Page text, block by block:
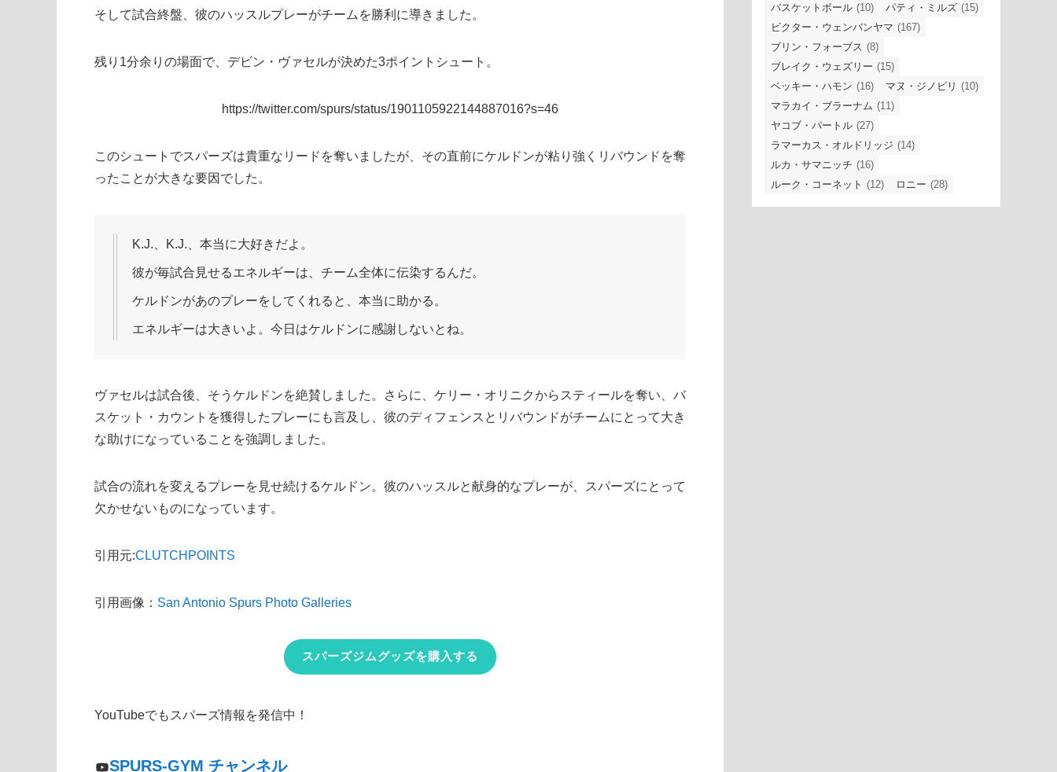
そして試合終盤、彼のハッスルプレーがチームを勝利に導きました。
残り1分余りの場面で、デビン・ヴァセルが決めた3ポイントシュート。
https://twitter.com/spurs/status/1901105922144887016?s=46
このシュートでスパーズは貴重なリードを奪いましたが、その直前にケルドンが粘り強くリバウンドを奪
ったことが大きな要因でした。
K.J.、K.J.、本当に大好きだよ。
彼が毎試合見せるエネルギーは、チーム全体に伝染するんだ。
ケルドンがあのプレーをしてくれると、本当に助かる。
エネルギーは大きいよ。今日はケルドンに感謝しないとね。
ヴァセルは試合後、そうケルドンを絶賛しました。さらに、ケリー・オリニクからスティールを奪い、バ
スケット・カウントを獲得したプレーにも言及し、彼のディフェンスとリバウンドがチームにとって大き
な助けになっていることを強調しました。
試合の流れを変えるプレーを見せ続けるケルドン。彼のハッスルと献身的なプレーが、スパーズにとって
欠かせないものになっています。
引用元:CLUTCHPOINTS
引用画像： San Antonio Spurs Photo Galleries
スパーズジムグッズを購入する
YouTubeでもスパーズ情報を発信中！
SPURS-GYM チャンネル
バスケットボール (10) パティ・ミルズ (15)
ビクター・ウェンバンヤマ (167)
ブリン・フォーブス (8)
ブレイク・ウェズリー (15)
ベッキー・ハモン (16) マヌ・ジノビリ (10)
マラカイ・ブラーナム (11)
ヤコブ・パートル (27)
ラマーカス・オルドリッジ (14)
ルカ・サマニッチ (16)
ルーク・コーネット (12) ロニー (28)